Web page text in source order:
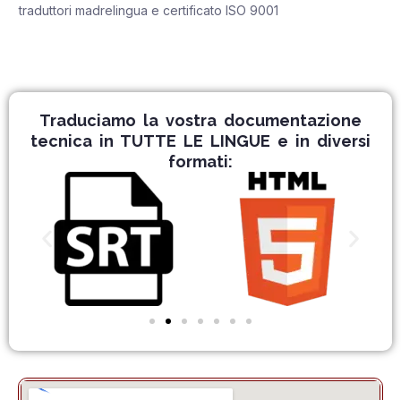
traduttori madrelingua e certificato ISO 9001
Traduciamo la vostra documentazione
tecnica in TUTTE LE LINGUE e in diversi
formati: